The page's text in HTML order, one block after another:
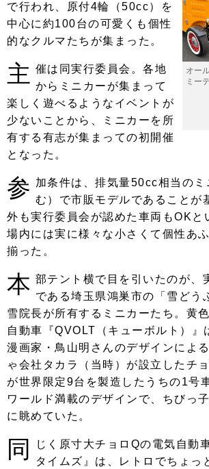
ショップレポート
自動車豆知識 ストップ
鈑金・塗装
ディテイリング
ディテイリング
ヘッドライト磨き
フィルム・ラッピング
鈑金・塗装
小キズ直し
特集記事
ストップ 不具合修理＆粗悪修理
カーメーカ
コラム
ショップ紹介
ショップレポート プ
レストア
カーメーカー「旧車」関連プロジ
イベント
イベント告知 イ
オー
ミー
で行われ、原付4輪（50cc）を
中心に約100台の可愛くも個性
的なクルマたちが集まった。
主 催は同実行委員会。各地
からミニカーが集まって
楽しく遊べるようなイベントが
少ないことから、ミニカーを所
有する有志が集まっての初開催
となった。
参 加条件は、排気量50cc相当のミ
む）で市販モデルであることが
外も実行委員会が認めた車両もOKと
場内には実に様々な小さくて個性あ
揃った。
本 部テント横で目を引いたのが、
である埼玉県鴻巣市の「雪どう
雪院長が所有するミニカーたち。黄
自動車『QVOLT（キューボルト）』
漫画家・鳥山明さんのデザインによ
ゃ会社タカラ（当時）が設立したチ
が世界限定9台を製造したうちの1号
ワールド満載のデザインで、ちびっ
に眺めていた。
同
じく原寸大チョロQの電気自動
タイムズ』は、レトロでちょっ